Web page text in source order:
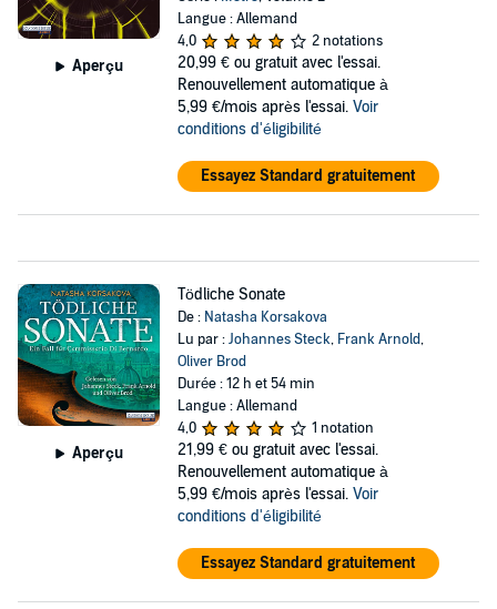
Aperçu
Langue : Allemand
4,0
2 notations
20,99 € ou gratuit avec l'essai.
Renouvellement automatique à
5,99 €/mois après l'essai. Voir
conditions d'éligibilité
Essayez Standard gratuitement
Aperçu
Tödliche Sonate
De : Natasha Korsakova
Lu par :Johannes Steck, Frank Arnold,
Oliver Brod
Durée : 12 h et 54 min
Langue : Allemand
4,0
1 notation
21,99 € ou gratuit avec l'essai.
Renouvellement automatique à
5,99 €/mois après l'essai. Voir
conditions d'éligibilité
Essayez Standard gratuitement